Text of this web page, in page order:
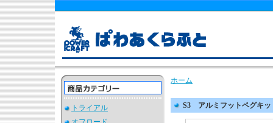
トライアル
ホーム
S3 アルミフットペグキ